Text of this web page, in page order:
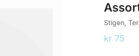
Stigen,
kr 75